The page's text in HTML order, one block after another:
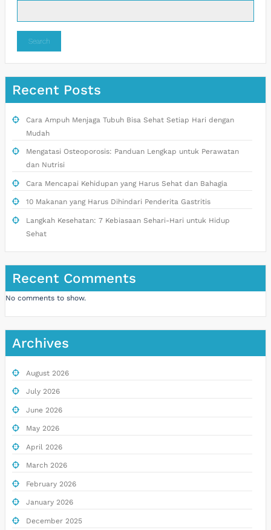
Search
Recent Posts
Cara Ampuh Menjaga Tubuh Bisa Sehat Setiap Hari dengan
Mudah
Mengatasi Osteoporosis: Panduan Lengkap untuk Perawatan
dan Nutrisi
Cara Mencapai Kehidupan yang Harus Sehat dan Bahagia
10 Makanan yang Harus Dihindari Penderita Gastritis
Langkah Kesehatan: 7 Kebiasaan Sehari-Hari untuk Hidup
Sehat
Recent Comments
No comments to show.
Archives
August 2026
July 2026
June 2026
May 2026
April 2026
March 2026
February 2026
January 2026
December 2025